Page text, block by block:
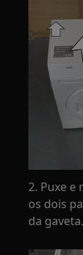
2. Puxe e
os dois
da gaveta.